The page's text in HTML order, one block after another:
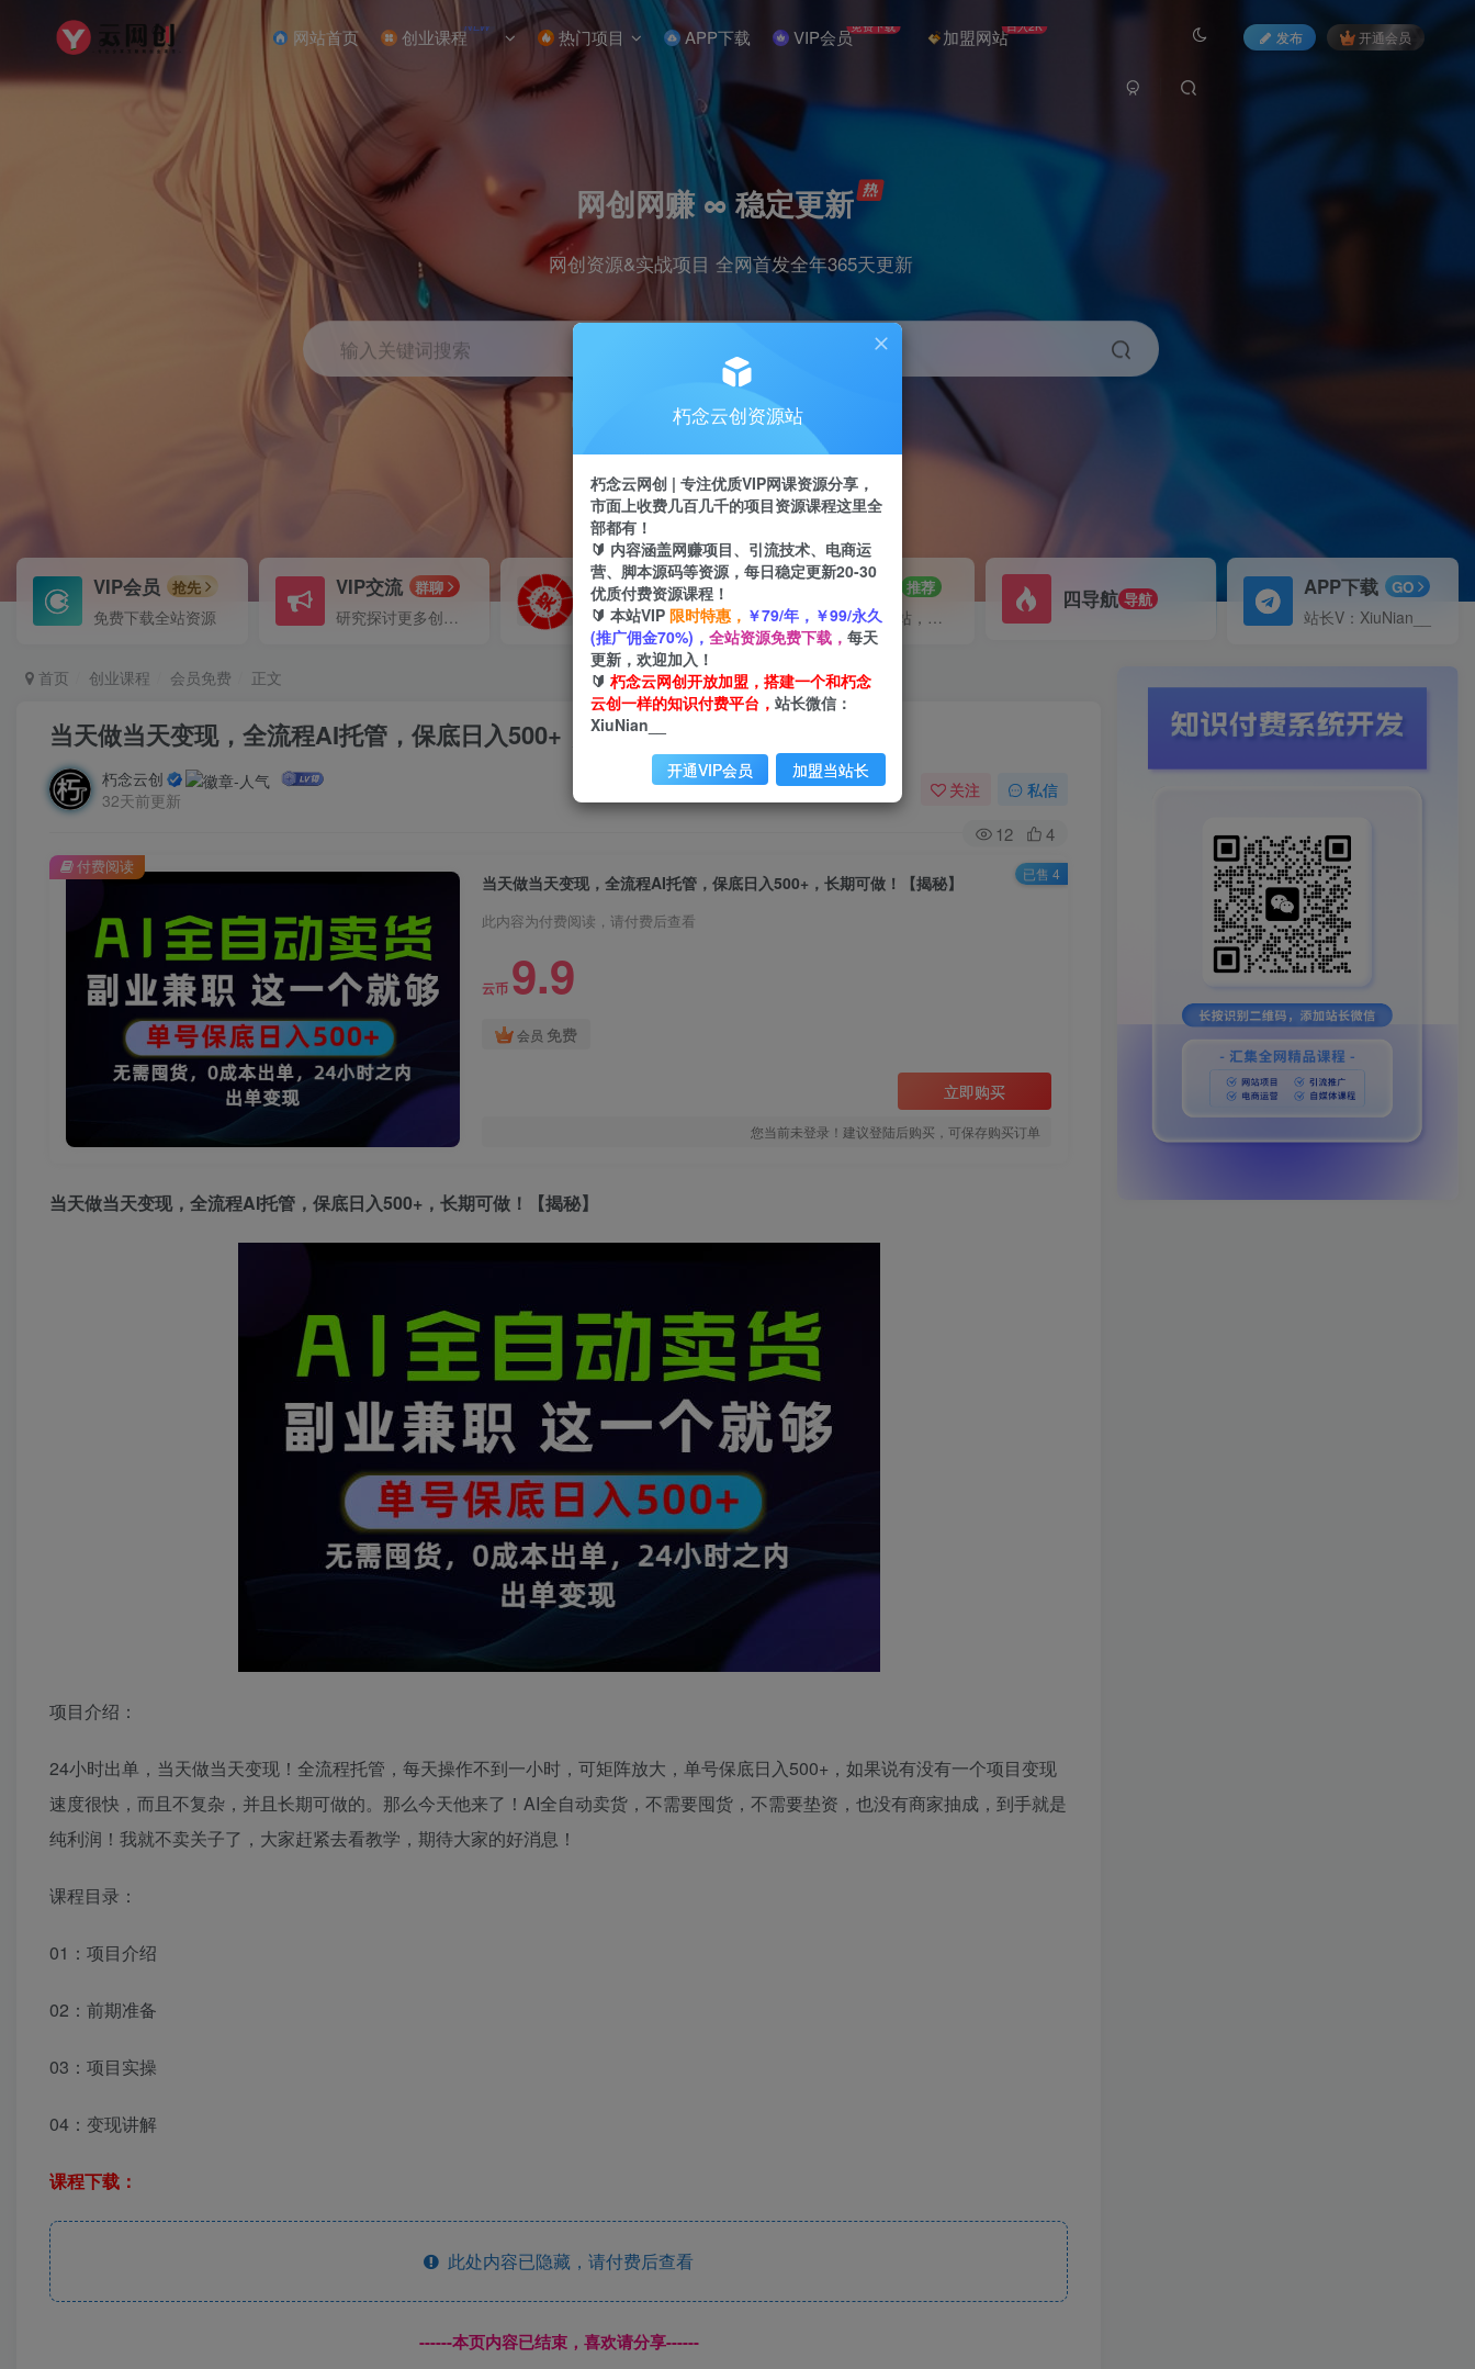
网站首页 创业课程NEW 热门项目 APP下载 VIP会员免费下载 加盟网站日入2K
发布 开通会员
网创网赚 ∞ 稳定更新
网创资源&实战项目 全网首发全年365天更新
输入关键词搜索
小红书 挂机 快手
VIP会员 抢先
免费下载全站资源
VIP交流 群聊
研究探讨更多创业项目路子。
VIP推广
70%分佣
会员专属推广链接
招募站长 推荐
搭建同款网站，自己当老板
四导航 导航 APP下载 GO
站长V：XiuNian__
首页 创业课程 会员免费 正文
当天做当天变现，全流程AI托管，保底日入500+，长期可做！【揭秘】
朽念云创
32天前更新
关注 私信
12 4
当天做当天变现，全流程AI托管，保底日入500+，长期可做！【揭秘】
此内容为付费阅读，请付费后查看
云币 9.9
会员 免费
立即购买
您当前未登录！建议登陆后购买，可保存购买订单
付费阅读 已售 4
当天做当天变现，全流程AI托管，保底日入500+，长期可做！【揭秘】
项目介绍：
24小时出单，当天做当天变现！全流程托管，每天操作不到一小时，可矩阵放大，单号保底日入500+，如果说有没有一个项目变现
速度很快，而且不复杂，并且长期可做的。那么今天他来了！AI全自动卖货，不需要囤货，不需要垫资，也没有商家抽成，到手就是
纯利润！我就不卖关子了，大家赶紧去看教学，期待大家的好消息！
课程目录：
01：项目介绍
02：前期准备
03：项目实操
04：变现讲解
课程下载：
此处内容已隐藏，请付费后查看
------本页内容已结束，喜欢请分享------
朽念云创资源站
朽念云网创 | 专注优质VIP网课资源分享，
市面上收费几百几千的项目资源课程这里全
部都有！
🔰 内容涵盖网赚项目、引流技术、电商运
营、脚本源码等资源，每日稳定更新20-30
优质付费资源课程！
🔰 本站VIP 限时特惠， ￥79/年，￥99/永久
(推广佣金70%)， 全站资源免费下载， 每天
更新，欢迎加入！
🔰 朽念云网创开放加盟，搭建一个和朽念
云创一样的知识付费平台， 站长微信：
XiuNian__
开通VIP会员 加盟当站长